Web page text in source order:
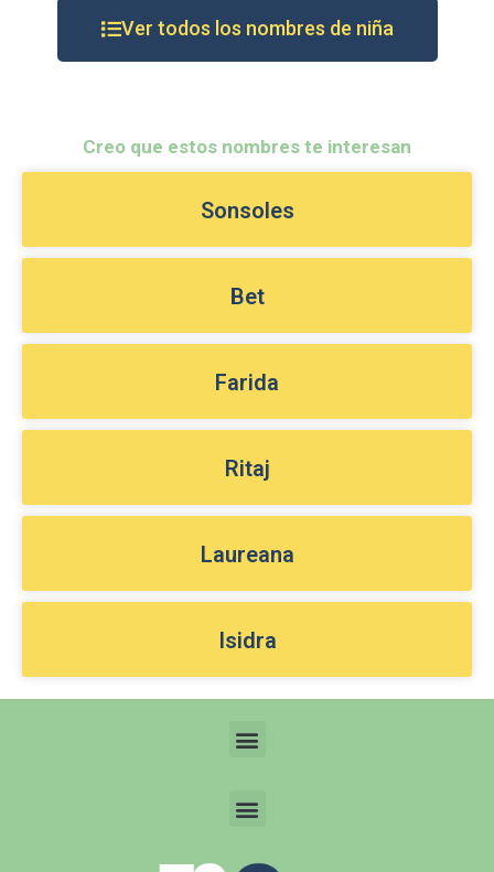
Ver todos los nombres de niña
Creo que estos nombres te interesan
Sonsoles
Bet
Farida
Ritaj
Laureana
Isidra